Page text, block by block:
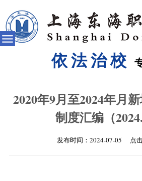
依法治校
2020年9月至2024年月
制度汇编（
发布时间：2024-07-05 点